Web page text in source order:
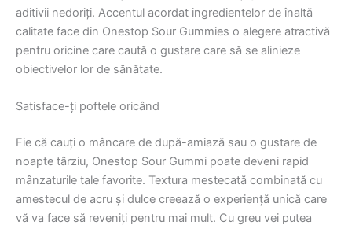
aditivii nedoriți. Accentul acordat ingredientelor de înaltă
calitate face din Onestop Sour Gummies o alegere atractivă
pentru oricine care caută o gustare care să se alinieze
obiectivelor lor de sănătate.
Satisface-ți poftele oricând
Fie că cauți o mâncare de după-amiază sau o gustare de
noapte târziu, Onestop Sour Gummi poate deveni rapid
mânzaturile tale favorite. Textura mestecată combinată cu
amestecul de acru și dulce creează o experiență unică care
vă va face să reveniți pentru mai mult. Cu greu vei putea